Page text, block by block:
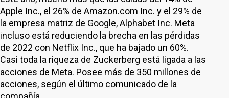
Apple Inc., el 26% de Amazon.com Inc. y el 29% de
la empresa matriz de Google, Alphabet Inc. Meta
incluso está reduciendo la brecha en las pérdidas
de 2022 con Netflix Inc., que ha bajado un 60%.
Casi toda la riqueza de Zuckerberg está ligada a las
acciones de Meta. Posee más de 350 millones de
acciones, según el último comunicado de la